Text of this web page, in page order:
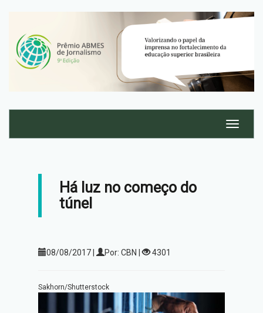
Há luz no começo do
túnel
08/08/2017 | Por: CBN | 4301
Sakhorn/Shutterstock